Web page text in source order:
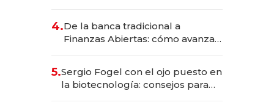
4.De la banca tradicional a
Finanzas Abiertas: cómo avanza
5.Sergio Fogel con el ojo puesto en
la biotecnología: consejos para